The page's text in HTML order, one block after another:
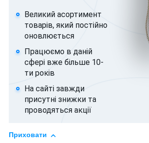
Великий асортимент
товарів, який постійно
оновлюється
Працюємо в даній
сфері вже більше 10-
ти років
На сайті завжди
присутні знижки та
проводяться акції
Приховати